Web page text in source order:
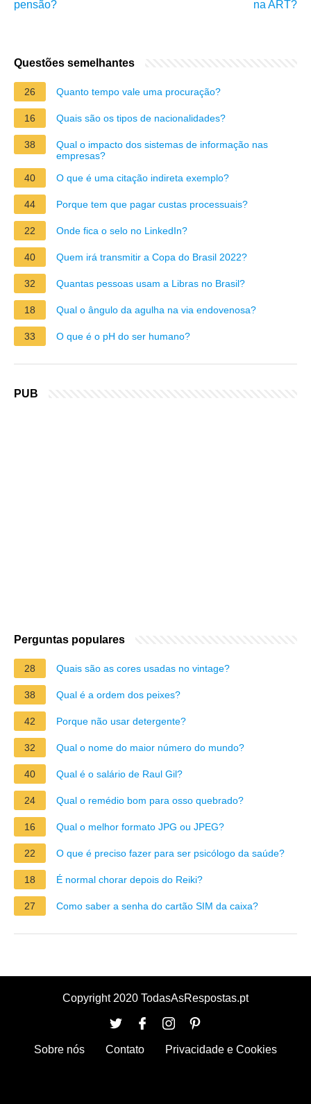
pensão?
na ART?
Questões semelhantes
26 Quanto tempo vale uma procuração?
16 Quais são os tipos de nacionalidades?
38
Qual o impacto dos sistemas de informação nas
empresas?
40
O que é uma citação indireta exemplo?
44 Porque tem que pagar custas processuais?
22 Onde fica o selo no LinkedIn?
40 Quem irá transmitir a Copa do Brasil 2022?
32 Quantas pessoas usam a Libras no Brasil?
18 Qual o ângulo da agulha na via endovenosa?
33 O que é o pH do ser humano?
PUB
Perguntas populares
28 Quais são as cores usadas no vintage?
38 Qual é a ordem dos peixes?
42 Porque não usar detergente?
32 Qual o nome do maior número do mundo?
40 Qual é o salário de Raul Gil?
24 Qual o remédio bom para osso quebrado?
16 Qual o melhor formato JPG ou JPEG?
22 O que é preciso fazer para ser psicólogo da saúde?
18 É normal chorar depois do Reiki?
27 Como saber a senha do cartão SIM da caixa?
Copyright 2020 TodasAsRespostas.pt
Sobre nós Contato Privacidade e Cookies